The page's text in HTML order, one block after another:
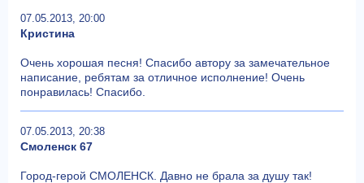
07.05.2013, 20:00
Кристина
Очень хорошая песня! Спасибо автору за замечательное
написание, ребятам за отличное исполнение! Очень
понравилась! Спасибо.
07.05.2013, 20:38
Смоленск 67
Город-герой СМОЛЕНСК. Давно не брала за душу так!